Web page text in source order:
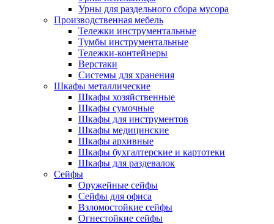
Урны для раздельного сбора мусора
Производственная мебель
Тележки инструментальные
Тумбы инструментальные
Тележки-контейнеры
Верстаки
Системы для хранения
Шкафы металлические
Шкафы хозяйственные
Шкафы сумочные
Шкафы для инструментов
Шкафы медицинские
Шкафы архивные
Шкафы бухгалтерские и картотеки
Шкафы для раздевалок
Сейфы
Оружейные сейфы
Сейфы для офиса
Взломостойкие сейфы
Огнестойкие сейфы